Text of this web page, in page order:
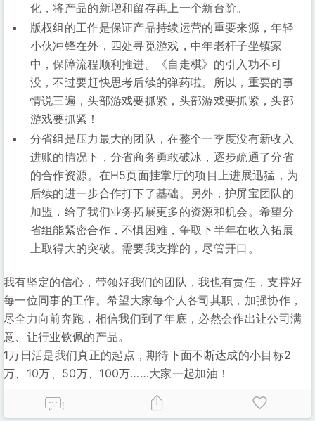
化，将产品的新增和留存再上一个新台阶。
版权组的工作是保证产品持续运营的重要来源，年轻
小伙冲锋在外，四处寻觅游戏，中年老杆子坐镇家
中，保障流程顺利推进。《自走棋》的引入功不可
没，不过要赶快思考后续的弹药啦。所以，重要的事
情说三遍，头部游戏要抓紧，头部游戏要抓紧，头部
游戏要抓紧！
分省组是压力最大的团队，在整个一季度没有新收入
进账的情况下，分省商务勇敢破冰，逐步疏通了分省
的合作资源。在H5页面挂掌厅的项目上进展迅猛，为
后续的进一步合作打下了基础。另外，护屏宝团队的
加盟，给了我们业务拓展更多的资源和机会。希望分
省组能紧密合作，不惧困难，争取下半年在收入拓展
上取得大的突破。需要我支撑的，尽管开口。
我有坚定的信心，带领好我们的团队，我也有责任，支撑好
每一位同事的工作。希望大家每个人各司其职，加强协作，
尽全力向前奔跑，相信我们到了年底，必然会作出让公司满
意、让行业钦佩的产品。
1万日活是我们真正的起点，期待下面不断达成的小目标2
万、10万、50万、100万……大家一起加油！
!